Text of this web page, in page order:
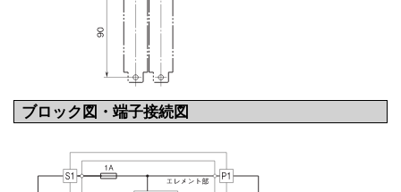
ブロック図・端子接続図